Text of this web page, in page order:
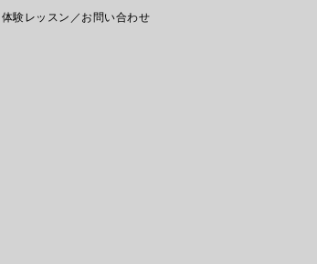
体験レッスン／お問い合わせ